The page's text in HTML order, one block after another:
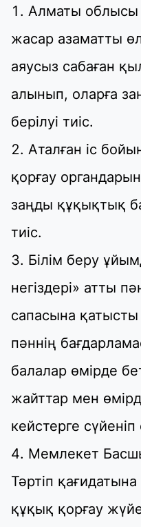
Алматы облысы
жасар азаматты
аяусыз сабаған
алынып, оларға
берілуі тиіс.
Аталған іс
қорғау
заңды құқықтық
тиіс.
Білім беру
негіздері» атты
сапасына
пәннің
балалар өмірде
жайттар мен
кейстерге
Мемлекет
Тәртіп
құқық қорғау